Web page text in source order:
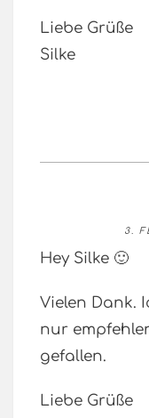
Liebe Grüße
Silke
3.
Hey Silke 🙂
Vielen Dank.
nur
gefallen.
Liebe Grüße